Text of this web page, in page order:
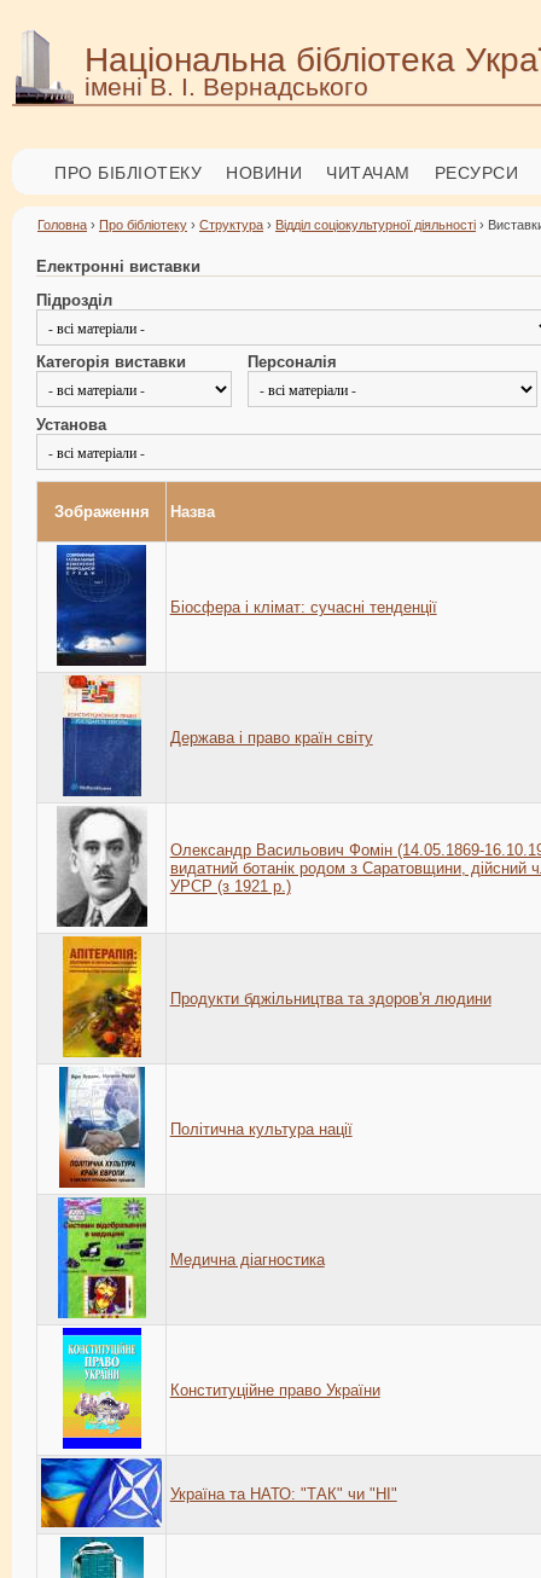
Національна бібліотека
імені В. І. Вернадського
ПРО БІБЛІОТЕКУ НОВИНИ ЧИТАЧАМ РЕСУРСИ
Головна › Про бібліотеку › Структура › Відділ соціокультурної діяльності ›
Електронні виставки
Підрозділ
Категорія виставки Персоналія
Установа
Зображення Назва
Біосфера і клімат: сучасні тенденції
Держава і право країн світу
Олександр Васильович Фомін (14.05.1869-
видатний ботанік родом з Саратовщини, дійсний
УРСР (з 1921 р.)
Продукти бджільництва та здоров'я людини
Політична культура нації
Медична діагностика
Конституційне право України
Україна та НАТО: "ТАК" чи "НІ"